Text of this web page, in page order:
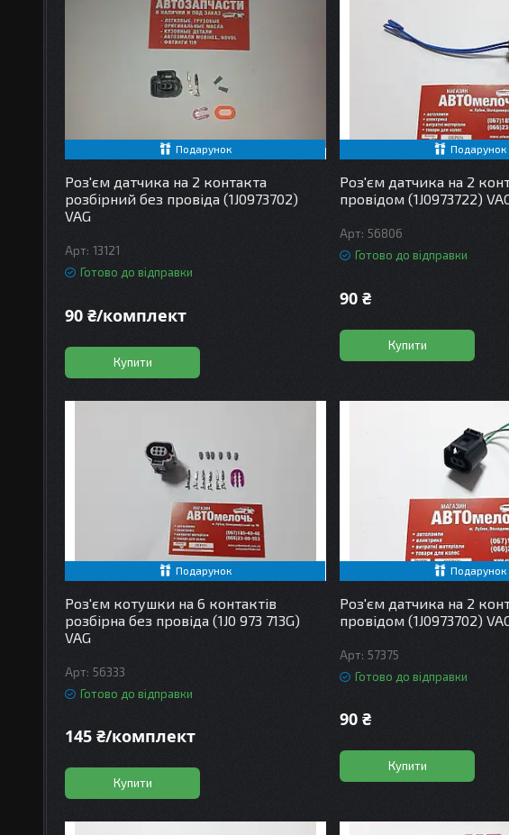
Подарунок
Роз'єм датчика на 2 контакта
розбірний без провіда (1J0973702)
VAG
13121
Готово до відправки
90 ₴/комплект
Купити
Подарунок
Роз'єм датчика на 2
провідом (1J0973722)
56806
Готово до відправки
90 ₴
Купити
Подарунок
Роз'єм котушки на 6 контактів
розбірна без провіда (1J0 973 713G)
VAG
56333
Готово до відправки
145 ₴/комплект
Купити
Подарунок
Роз'єм датчика на 2
провідом (1J0973702)
57375
Готово до відправки
90 ₴
Купити